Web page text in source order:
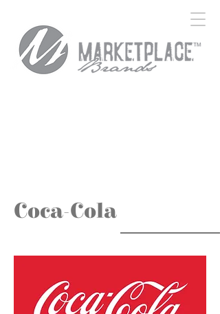
Coca-Cola